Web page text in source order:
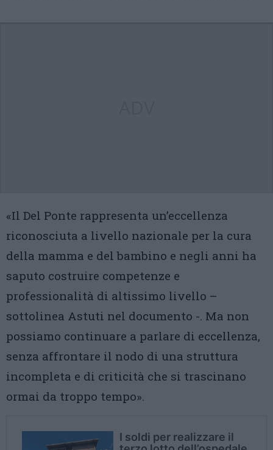
«Il Del Ponte rappresenta un’eccellenza
riconosciuta a livello nazionale per la cura
della mamma e del bambino e negli anni ha
saputo costruire competenze e
professionalità di altissimo livello –
sottolinea Astuti nel documento -. Ma non
possiamo continuare a parlare di eccellenza,
senza affrontare il nodo di una struttura
incompleta e di criticità che si trascinano
ormai da troppo tempo».